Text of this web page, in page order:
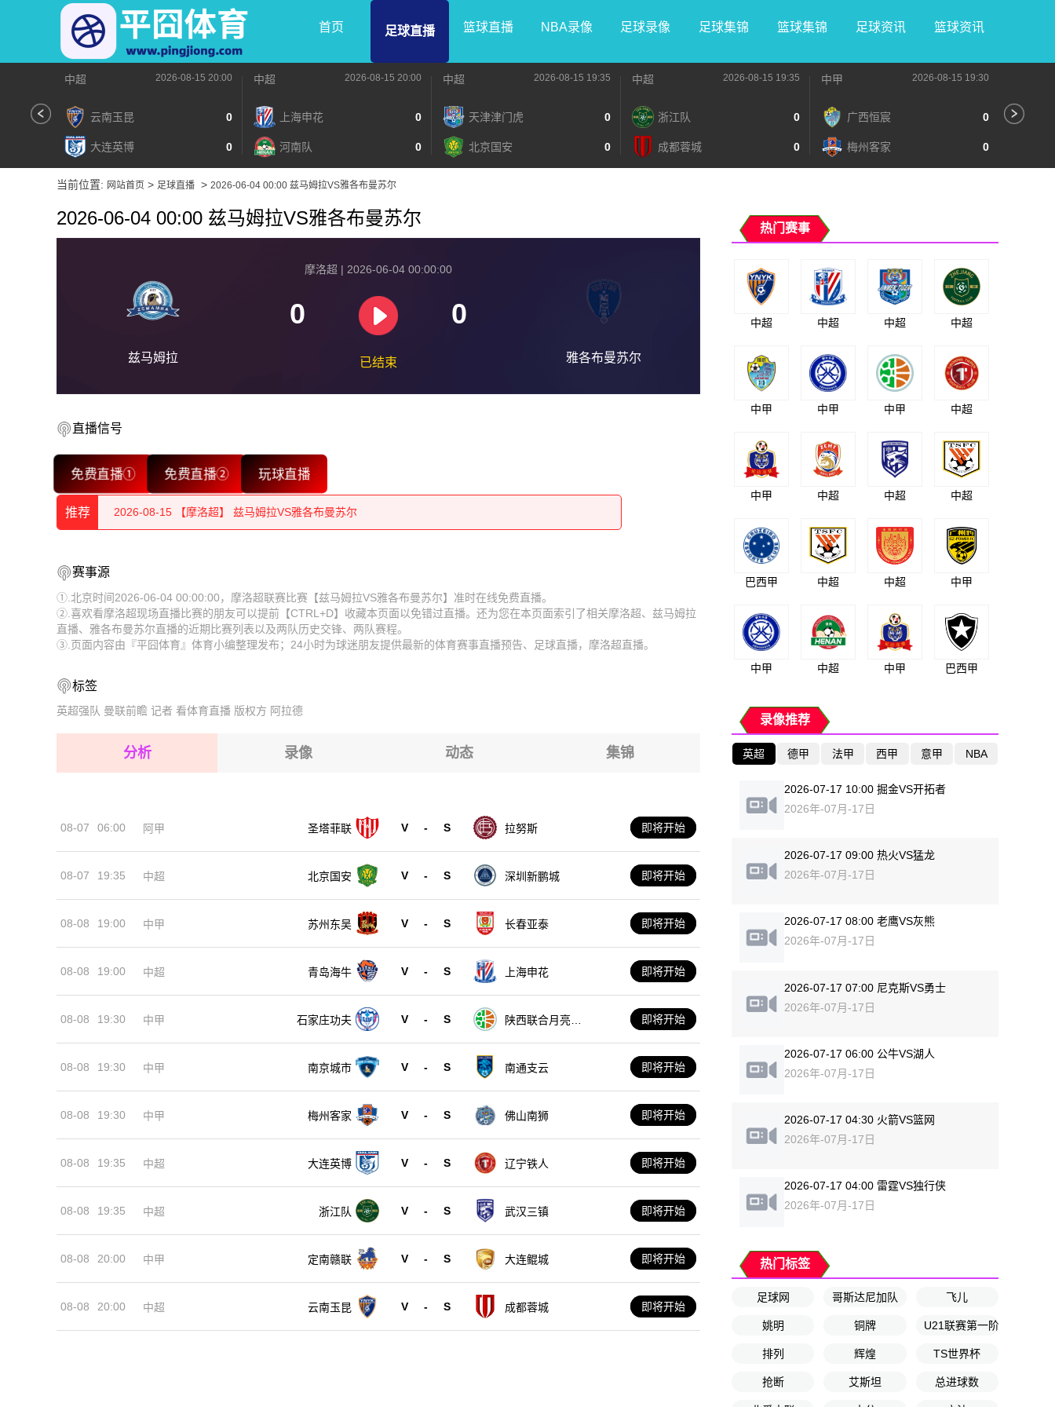
首页 足球直播 篮球直播 NBA录像 足球录像 足球集锦 篮球集锦 足球资讯 篮球资讯
中超 2026-08-15 20:00
云南玉昆 0
大连英博 0
中超 2026-08-15 20:00
上海申花 0
河南队 0
中超 2026-08-15 19:35
天津津门虎 0
北京国安 0
中超 2026-08-15 19:35
浙江队 0
成都蓉城 0
中甲 2026-08-15 19:30
广西恒宸 0
梅州客家 0
当前位置: 网站首页 > 足球直播 > 2026-06-04 00:00 兹马姆拉VS雅各布曼苏尔
2026-06-04 00:00 兹马姆拉VS雅各布曼苏尔
兹马姆拉
摩洛超 | 2026-06-04 00:00:00
0 0
已结束 雅各布曼苏尔
直播信号
免费直播① 免费直播② 玩球直播
推荐
2026-08-15 【摩洛超】 兹马姆拉VS雅各布曼苏尔
2026-08-15 【摩洛超】 兹马姆拉VS雅各布曼苏尔
2026-08-15 【摩洛超】 兹马姆拉VS雅各布曼苏尔
2026-08-15 【摩洛超】 兹马姆拉VS雅各布曼苏尔
2026-08-14 【摩洛超】 兹马姆拉VS雅各布曼苏尔
2026-08-15 【摩洛超】 兹马姆拉VS雅各布曼苏尔
2026-08-15 【摩洛超】 兹马姆拉VS雅各布曼苏尔
2026-08-15 【摩洛超】 兹马姆拉VS雅各布曼苏尔
2026-08-15 【摩洛超】 兹马姆拉VS雅各布曼苏尔
2026-08-15 【摩洛超】 兹马姆拉VS雅各布曼苏尔
2026-08-14 【摩洛超】 兹马姆拉VS雅各布曼苏尔
赛事源
①.北京时间2026-06-04 00:00:00，摩洛超联赛比赛【兹马姆拉VS雅各布曼苏尔】准时在线免费直播。
②.喜欢看摩洛超现场直播比赛的朋友可以提前【CTRL+D】收藏本页面以免错过直播。还为您在本页面索引了相关摩洛超、兹马姆拉
直播、雅各布曼苏尔直播的近期比赛列表以及两队历史交锋、两队赛程。
③.页面内容由『平囧体育』体育小编整理发布；24小时为球迷朋友提供最新的体育赛事直播预告、足球直播，摩洛超直播。
标签
英超强队 曼联前瞻 记者 看体育直播 版权方 阿拉德
分析 录像 动态 集锦
08-07 06:00 阿甲 圣塔菲联 V - S 拉努斯 即将开始
08-07 19:35 中超 北京国安 V - S 深圳新鹏城 即将开始
08-08 19:00 中甲 苏州东吴 V - S 长春亚泰 即将开始
08-08 19:00 中超 青岛海牛 V - S 上海申花 即将开始
08-08 19:30 中甲 石家庄功夫 V - S
陕西联合月亮泊
即将开始
08-08 19:30 中甲 南京城市 V - S 南通支云 即将开始
08-08 19:30 中甲 梅州客家 V - S 佛山南狮 即将开始
08-08 19:35 中超 大连英博 V - S 辽宁铁人 即将开始
08-08 19:35 中超 浙江队 V - S 武汉三镇 即将开始
08-08 20:00 中甲 定南赣联 V - S 大连鲲城 即将开始
08-08 20:00 中超 云南玉昆 V - S 成都蓉城 即将开始
热门赛事
中超 中超 中超 中超
中甲 中甲 中甲 中超
中甲 中超 中超 中超
巴西甲 中超 中超 中甲
中甲 中超 中甲 巴西甲
录像推荐
英超 德甲 法甲 西甲 意甲 NBA
2026-07-17 10:00 掘金VS开拓者
2026年-07月-17日
2026-07-17 09:00 热火VS猛龙
2026年-07月-17日
2026-07-17 08:00 老鹰VS灰熊
2026年-07月-17日
2026-07-17 07:00 尼克斯VS勇士
2026年-07月-17日
2026-07-17 06:00 公牛VS湖人
2026年-07月-17日
2026-07-17 04:30 火箭VS篮网
2026年-07月-17日
2026-07-17 04:00 雷霆VS独行侠
2026年-07月-17日
热门标签
足球网 哥斯达尼加队 飞儿
姚明 铜牌 U21联赛第一阶段排位赛1
排列 辉煌 TS世界杯
抢断 艾斯坦 总进球数